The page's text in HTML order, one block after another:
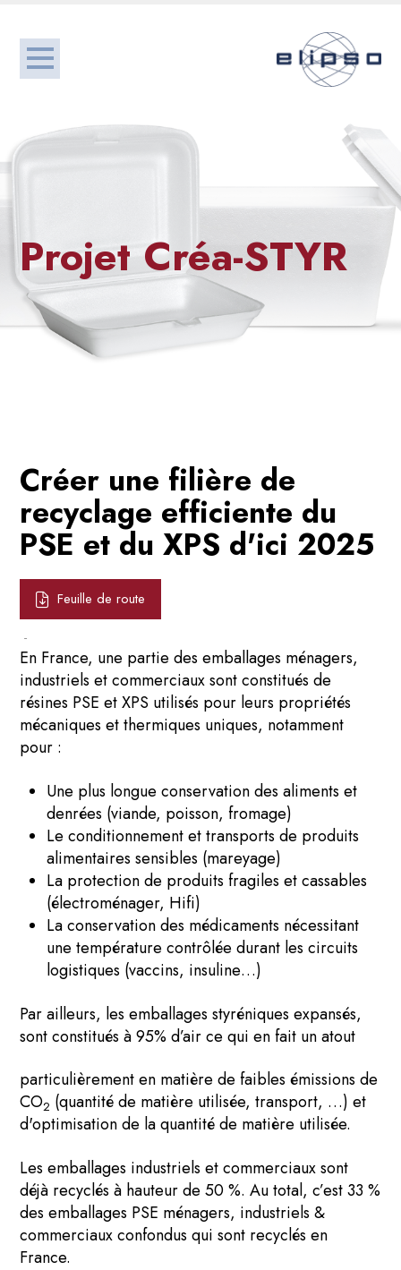
Projet Créa-STYR
Créer une filière de
recyclage efficiente du
PSE et du XPS d'ici 2025
Feuille de route
-
En France, une partie des emballages ménagers,
industriels et commerciaux sont constitués de
résines PSE et XPS utilisés pour leurs propriétés
mécaniques et thermiques uniques, notamment
pour :
Une plus longue conservation des aliments et
denrées (viande, poisson, fromage)
Le conditionnement et transports de produits
alimentaires sensibles (mareyage)
La protection de produits fragiles et cassables
(électroménager, Hifi)
La conservation des médicaments nécessitant
une température contrôlée durant les circuits
logistiques (vaccins, insuline…)
Par ailleurs, les emballages styréniques expansés,
sont constitués à 95% d’air ce qui en fait un atout
particulièrement en matière de faibles émissions de
CO2 (quantité de matière utilisée, transport, …) et
d'optimisation de la quantité de matière utilisée.
Les emballages industriels et commerciaux sont
déjà recyclés à hauteur de 50 %. Au total, c’est 33 %
des emballages PSE ménagers, industriels &
commerciaux confondus qui sont recyclés en
France.